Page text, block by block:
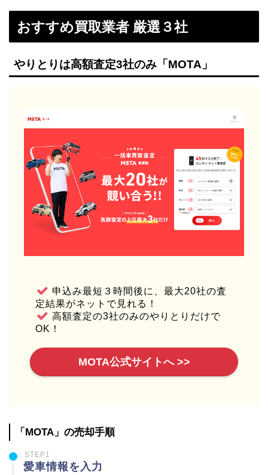
おすすめ買取業者 厳選３社
やりとりは高額査定3社のみ「MOTA」
申込み最短３時間後に、最大20社の査
定結果がネットで見れる！
高額査定の3社のみのやりとりだけで
OK！
MOTA公式サイトへ >>
「MOTA」の売却手順
STEP1
愛車情報を入力